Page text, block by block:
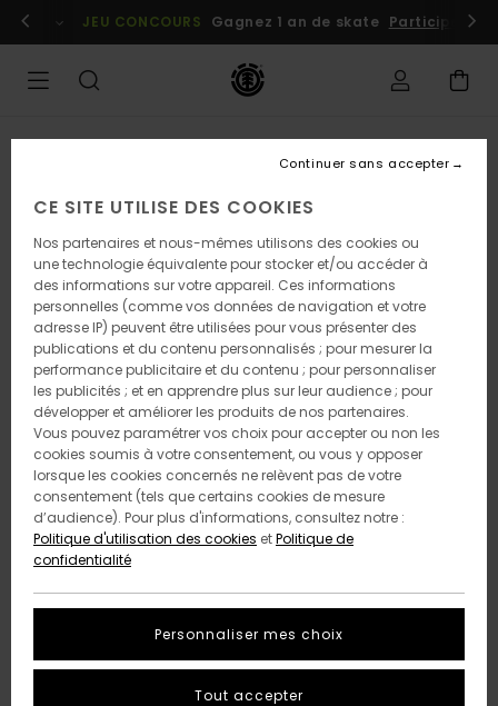
l'information
Se connecter / s'inscrire
JEU CONCOURS Gagnez 1 an de skate Participez
CE SITE UTILISE DES COOKIES
Nos partenaires et nous-mêmes utilisons des cookies ou
une technologie équivalente pour stocker et/ou accéder à
des informations sur votre appareil. Ces informations
personnelles (comme vos données de navigation et votre
adresse IP) peuvent être utilisées pour vous présenter des
publications et du contenu personnalisés ; pour mesurer la
performance publicitaire et du contenu ; pour personnaliser
les publicités ; et en apprendre plus sur leur audience ; pour
développer et améliorer les produits de nos partenaires.
Vous pouvez paramétrer vos choix pour accepter ou non les
cookies soumis à votre consentement, ou vous y opposer
lorsque les cookies concernés ne relèvent pas de votre
consentement (tels que certains cookies de mesure
d’audience). Pour plus d'informations, consultez notre :
Politique d'utilisation des cookies etPolitique de
confidentialité
Personnaliser mes choix
Continuer sans accepter
Tout accepter